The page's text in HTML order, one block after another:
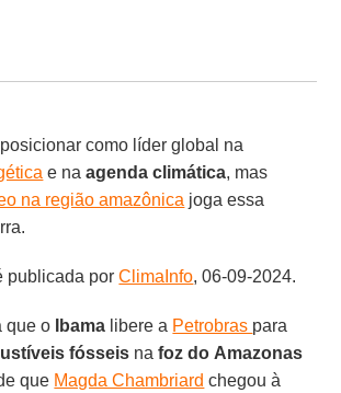
como líder global na
e naagenda climática, mas
na região amazônica joga essa
publicada porClimaInfo, 06-09-2024.
que o Ibama libere a Petrobras para
fósseis nafoz do Amazonas
que Magda Chambriard chegou à